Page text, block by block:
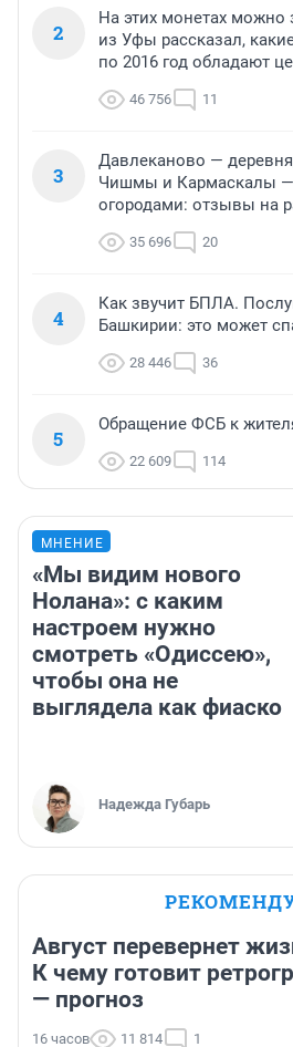
2
На этих монетах можно
из Уфы рассказал,
по 2016 год обладают
46 756 11
3
Давлеканово —
Чишмы и Кармаскалы
огородами: отзывы на
35 696 20
4
Как звучит БПЛА.
Башкирии: это может
28 446 36
5
Обращение ФСБ к
22 609 114
МНЕНИЕ
«Мы видим нового
Нолана»: с каким
настроем нужно
смотреть «Одиссею»,
чтобы она не
выглядела как фиаско
Надежда Губарь
Август перевернет
К чему готовит
— прогноз
16 часов 11 814 1